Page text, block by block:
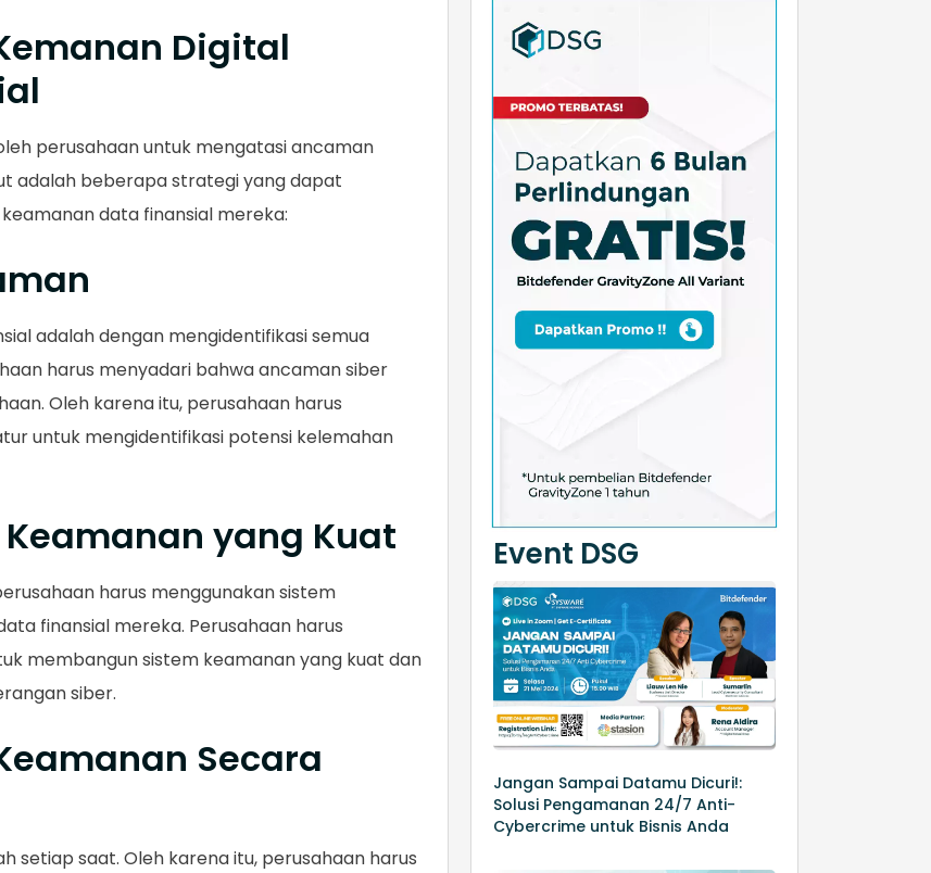
Digital
perusahaan untuk mengatasi ancaman
adalah beberapa strategi yang dapat
data finansial mereka:
adalah dengan mengidentifikasi semua
harus menyadari bahwa ancaman siber
Oleh karena itu, perusahaan harus
untuk mengidentifikasi potensi kelemahan
yang Kuat
harus menggunakan sistem
finansial mereka. Perusahaan harus
membangun sistem keamanan yang kuat dan
siber.
Secara
setiap saat. Oleh karena itu, perusahaan harus
Event DSG
Jangan Sampai Datamu Dicuri!:
Solusi Pengamanan 24/7 Anti-
Cybercrime untuk Bisnis Anda